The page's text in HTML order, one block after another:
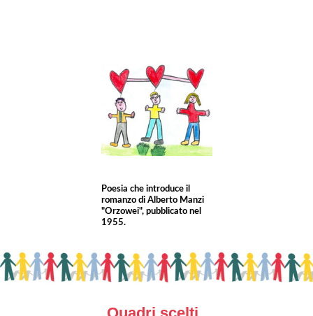
Poesia che introduce il
romanzo di Alberto Manzi
"Orzowei", pubblicato nel
1955.